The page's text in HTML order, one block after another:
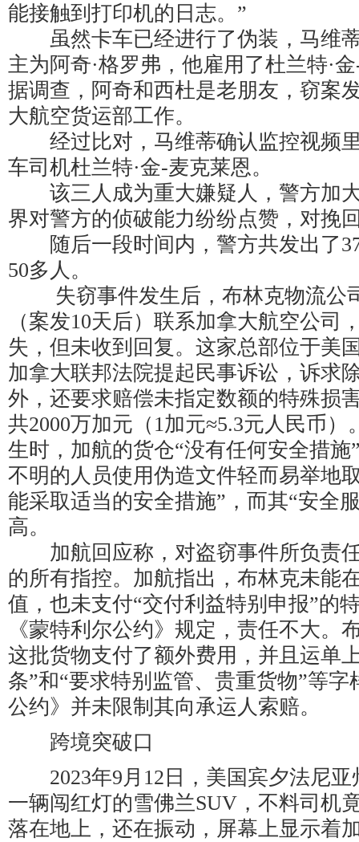
能接触到打印机的日志。”
虽然卡车已经进行了伪装，马维
主为阿奇·格罗弗，他雇用了杜兰特·
据调查，阿奇和西杜是老朋友，窃案
大航空货运部工作。
经过比对，马维蒂确认监控视频
车司机杜兰特·金-麦克莱恩。
该三人成为重大嫌疑人，警方加
界对警方的侦破能力纷纷点赞，对挽
随后一段时间内，警方共发出了
50多人。
失窃事件发生后，布林克物流公司
（案发10天后）联系加拿大航空公司
失，但未收到回复。这家总部位于美
加拿大联邦法院提起民事诉讼，诉求
外，还要求赔偿未指定数额的特殊损
共2000万加元（1加元≈5.3元人民币
生时，加航的货仓“没有任何安全措施
不明的人员使用伪造文件轻而易举地
能采取适当的安全措施”，而其“安全
高。
加航回应称，对盗窃事件所负责
的所有指控。加航指出，布林克未能
值，也未支付“交付利益特别申报”的
《蒙特利尔公约》规定，责任不大。
这批货物支付了额外费用，并且运单
条”和“要求特别监管、贵重货物”等
公约》并未限制其向承运人索赔。
跨境突破口
2023年9月12日，美国宾夕法尼亚
一辆闯红灯的雪佛兰SUV，不料司机
落在地上，还在振动，屏幕上显示着